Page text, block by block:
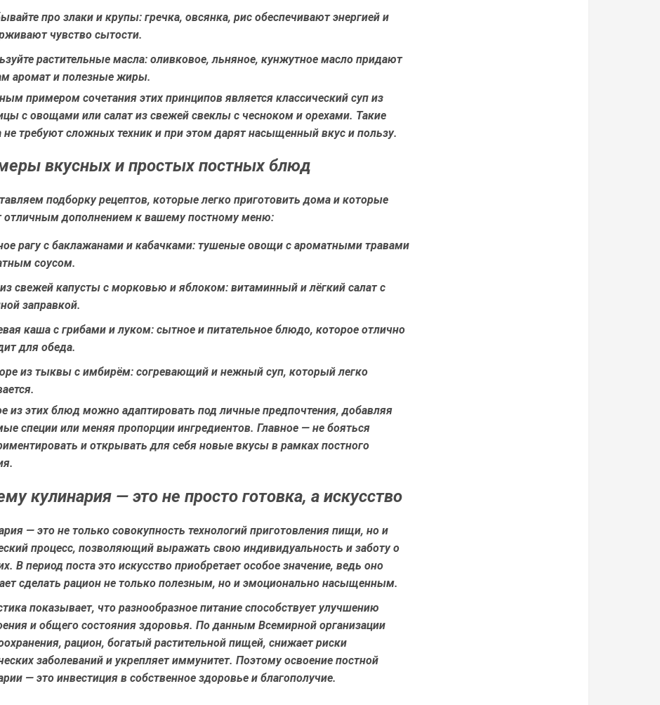
про злаки и крупы: гречка, овсянка, рис обеспечивают энергией и
чувство сытости.
растительные масла: оливковое, льняное, кунжутное масло придают
аромат и полезные жиры.
примером сочетания этих принципов является классический суп из
с овощами или салат из свежей свеклы с чесноком и орехами. Такие
требуют сложных техник и при этом дарят насыщенный вкус и пользу.
вкусных и простых постных блюд
подборку рецептов, которые легко приготовить дома и которые
отличным дополнением к вашему постному меню:
рагу с баклажанами и кабачками: тушеные овощи с ароматными травами
соусом.
свежей капусты с морковью и яблоком: витаминный и лёгкий салат с
заправкой.
каша с грибами и луком: сытное и питательное блюдо, которое отлично
для обеда.
из тыквы с имбирём: согревающий и нежный суп, который легко
из этих блюд можно адаптировать под личные предпочтения, добавляя
специи или меняя пропорции ингредиентов. Главное — не бояться
и открывать для себя новые вкусы в рамках постного
кулинария — это не просто готовка, а искусство
— это не только совокупность технологий приготовления пищи, но и
процесс, позволяющий выражать свою индивидуальность и заботу о
В период поста это искусство приобретает особое значение, ведь оно
сделать рацион не только полезным, но и эмоционально насыщенным.
показывает, что разнообразное питание способствует улучшению
и общего состояния здоровья. По данным Всемирной организации
рацион, богатый растительной пищей, снижает риски
заболеваний и укрепляет иммунитет. Поэтому освоение постной
— это инвестиция в собственное здоровье и благополучие.